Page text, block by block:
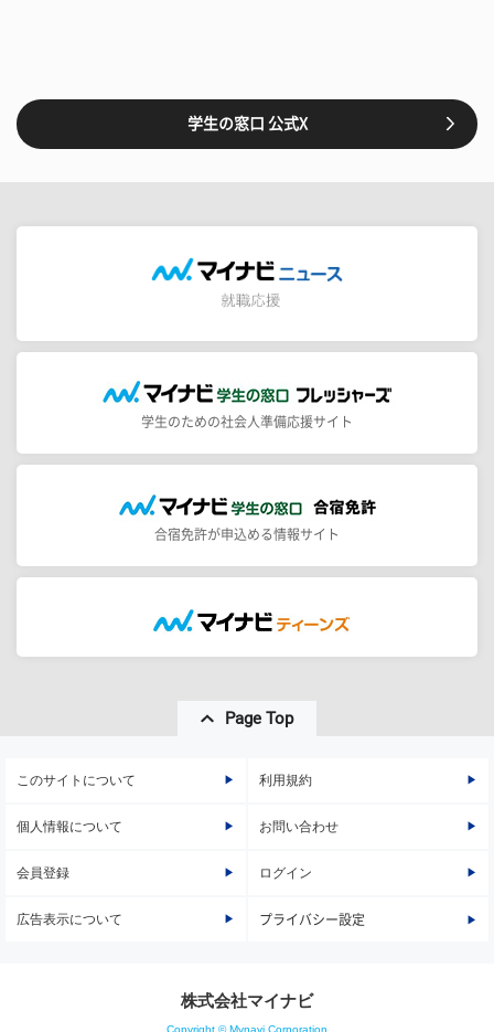
学生の窓口 公式X
学生のための社会人準備応援サイト
合宿免許が申込める情報サイト
Page Top
このサイトについて 利用規約
個人情報について お問い合わせ
会員登録 ログイン
広告表示について プライバシー設定
株式会社マイナビ
Copyright © Mynavi Corporation